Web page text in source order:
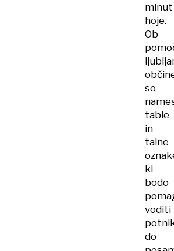
minut
hoje.
Ob
so
table
in
talne
ki
bodo
voditi
do